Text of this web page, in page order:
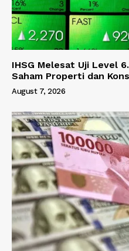
IHSG Melesat Uji Level
Saham Properti dan
August 7, 2026